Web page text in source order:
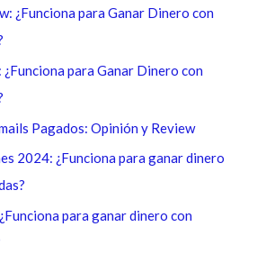
¿Funciona para Ganar Dinero con
para Ganar Dinero con
Pagados: Opinión y Review
2024: ¿Funciona para ganar dinero
para ganar dinero con